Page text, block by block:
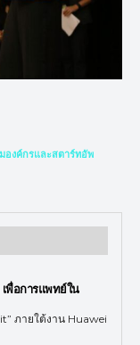
องค์กรและสตาร์ทอัพ
เพื่อการแพทย์ใน
ภายใต้งาน Huawei